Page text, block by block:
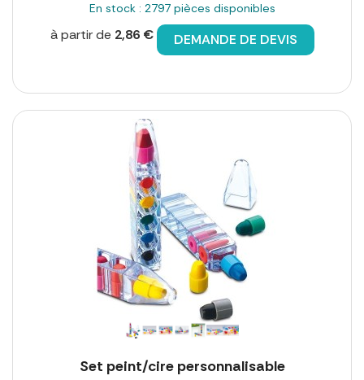
En stock : 2797 pièces disponibles
à partir de 2,86 € DEMANDE DE DEVIS
Set peint/cire personnalisable